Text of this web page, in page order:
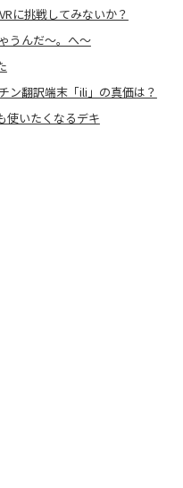
に挑戦してみないか？
うんだ〜。へ〜
ン翻訳端末「ili」の真価は？
使いたくなるデキ